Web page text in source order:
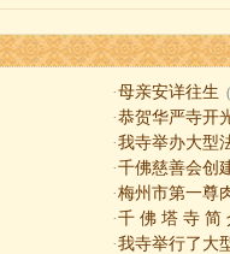
·母亲安详往生
·恭贺华严寺开
·我寺举办大型
·千佛慈善会创
·梅州市第一尊
·千 佛 塔 寺 简
·我寺举行了大